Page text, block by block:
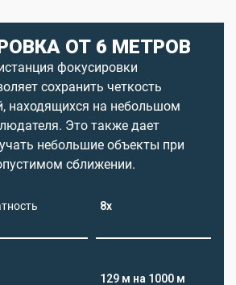
ОТ 6 МЕТРОВ
фокусировки
сохранить четкость
находящихся на небольшом
Это также дает
небольшие объекты при
сближении.
8х
129 м на 1000 м